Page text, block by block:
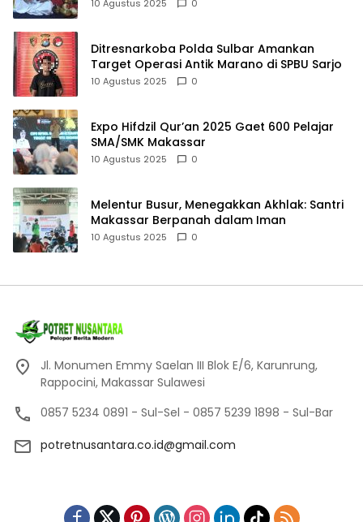
10 Agustus 2025 0
Ditresnarkoba Polda Sulbar Amankan
Target Operasi Antik Marano di SPBU Sarjo
10 Agustus 2025 0
Expo Hifdzil Qur’an 2025 Gaet 600 Pelajar
SMA/SMK Makassar
10 Agustus 2025 0
Melentur Busur, Menegakkan Akhlak: Santri
Makassar Berpanah dalam Iman
10 Agustus 2025 0
Jl. Monumen Emmy Saelan III Blok E/6, Karunrung,
Rappocini, Makassar Sulawesi
0857 5234 0891 - Sul-Sel - 0857 5239 1898 - Sul-Bar
potretnusantara.co.id@gmail.com